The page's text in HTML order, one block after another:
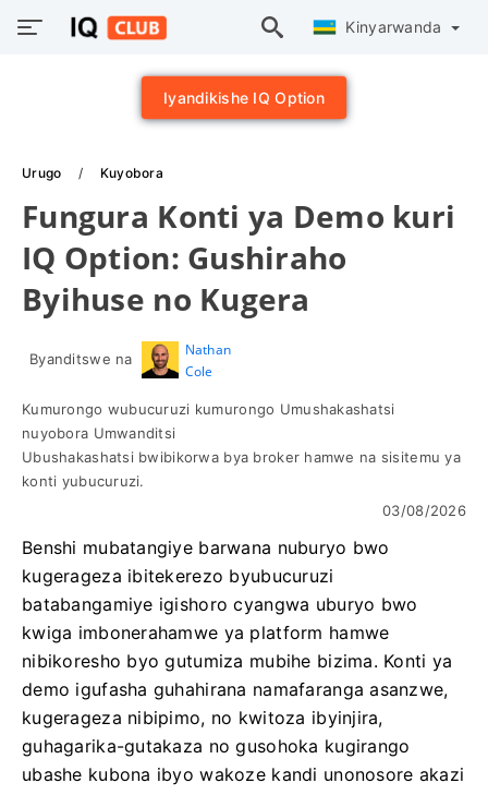
Kinyarwanda
Iyandikishe IQ Option
Urugo Kuyobora
Fungura Konti ya Demo kuri
IQ Option: Gushiraho
Byihuse no Kugera
Byanditswe na
Nathan
Cole
Kumurongo wubucuruzi kumurongo Umushakashatsi
nuyobora Umwanditsi
Ubushakashatsi bwibikorwa bya broker hamwe na sisitemu ya
konti yubucuruzi.
03/08/2026
Benshi mubatangiye barwana nuburyo bwo
kugerageza ibitekerezo byubucuruzi
batabangamiye igishoro cyangwa uburyo bwo
kwiga imbonerahamwe ya platform hamwe
nibikoresho byo gutumiza mubihe bizima. Konti ya
demo igufasha guhahirana namafaranga asanzwe,
kugerageza nibipimo, no kwitoza ibyinjira,
guhagarika-gutakaza no gusohoka kugirango
ubashe kubona ibyo wakoze kandi unonosore akazi